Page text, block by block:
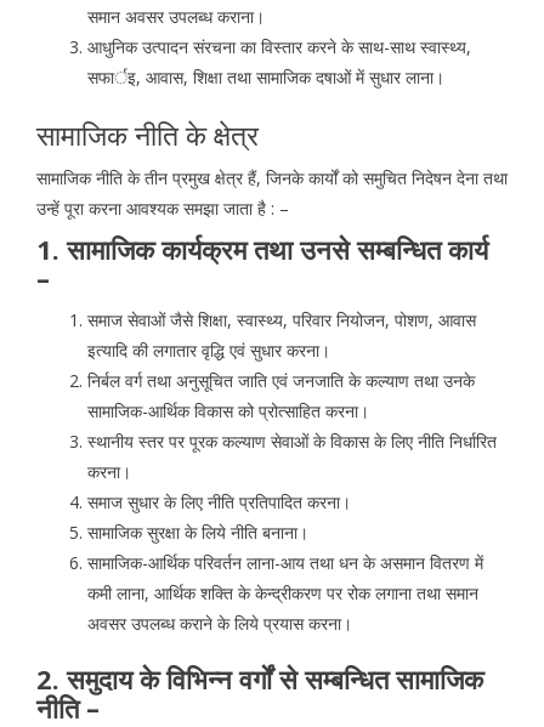
समान अवसर उपलब्ध कराना।
आधुनिक उत्पादन संरचना का विस्तार करने के साथ-साथ स्वास्थ्य,
सफार्इ, आवास, शिक्षा तथा सामाजिक दषाओं में सुधार लाना।
सामाजिक नीति के क्षेत्र
सामाजिक नीति के तीन प्रमुख क्षेत्र हैं, जिनके कार्यों को समुचित निदेषन देना तथा
उन्हें पूरा करना आवश्यक समझा जाता है : –
1. सामाजिक कार्यक्रम तथा उनसे सम्बन्धित कार्य
–
समाज सेवाओं जैसे शिक्षा, स्वास्थ्य, परिवार नियोजन, पोशण, आवास
इत्यादि की लगातार वृद्धि एवं सुधार करना।
निर्बल वर्ग तथा अनुसूचित जाति एवं जनजाति के कल्याण तथा उनके
सामाजिक-आर्थिक विकास को प्रोत्साहित करना।
स्थानीय स्तर पर पूरक कल्याण सेवाओं के विकास के लिए नीति निर्धारित
करना।
समाज सुधार के लिए नीति प्रतिपादित करना।
सामाजिक सुरक्षा के लिये नीति बनाना।
सामाजिक-आर्थिक परिवर्तन लाना-आय तथा धन के असमान वितरण में
कमी लाना, आर्थिक शक्ति के केन्द्रीकरण पर रोक लगाना तथा समान
अवसर उपलब्ध कराने के लिये प्रयास करना।
2. समुदाय के विभिन्न वर्गों से सम्बन्धित सामाजिक
नीति –